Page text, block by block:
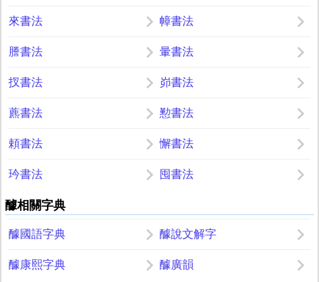
來書法 幛書法
謄書法 暈書法
扠書法 峁書法
藨書法 懃書法
頼書法 懈書法
玪書法 囤書法
醵相關字典
醵國語字典 醵說文解字
醵康熙字典 醵廣韻